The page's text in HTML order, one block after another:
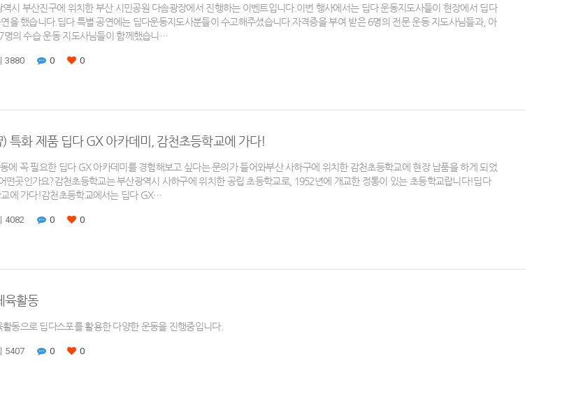
시 부산진구에 위치한 부산 시민공원 다솜광장에서 진행하는 이벤트입니다.이번 행사에서는 딥다 운동지도사들이 현장에서 딥다
을 했습니다.딥다 특별 공연에는 딥다운동지도사분들이 수고해주셨습니다.자격증을 부여 받은 6명의 전문 운동 지도사님들과, 아
명의 수습 운동 지도사님들이 함께했습니…
3880 0 0
특화 제품 딥다 GX 아카데미, 감천초등학교에 가다!
에 꼭 필요한 딥다 GX 아카데미를 경험해보고 싶다는 문의가 들어와부산 사하구에 위치한 감천초등학교에 현장 납품을 하게 되었
떤곳인가요?감천초등학교는 부산광역시 사하구에 위치한 공립 초등학교로, 1952년에 개교한 정통이 있는 초등학교랍니다!딥다
에 가다!감천초등학교에서는 딥다 GX…
4082 0 0
육활동
동으로 딥다스포를 활용한 다양한 운동을 진행중입니다.
5407 0 0